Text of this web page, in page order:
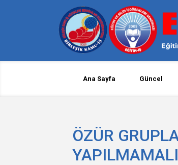
Ana Sayfa Güncel
ÖZÜR
YAPILMAMALI